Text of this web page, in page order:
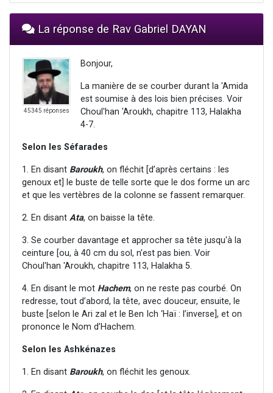
La réponse de Rav Gabriel DAYAN
45345 réponses
Bonjour,
La manière de se courber durant la 'Amida
est soumise à des lois bien précises. Voir
Choul'han 'Aroukh, chapitre 113, Halakha
4-7.
Selon les Séfarades
1. En disant Baroukh, on fléchit [d’après certains : les
genoux et] le buste de telle sorte que le dos forme un arc
et que les vertèbres de la colonne se fassent remarquer.
2. En disant Ata, on baisse la tête.
3. Se courber davantage et approcher sa tête jusqu'à la
ceinture [ou, à 40 cm du sol, n'est pas bien. Voir
Choul'han 'Aroukh, chapitre 113, Halakha 5.
4. En disant le mot Hachem, on ne reste pas courbé. On
redresse, tout d’abord, la tête, avec douceur, ensuite, le
buste [selon le Ari zal et le Ben Ich ‘Haï : l’inverse], et on
prononce le Nom d’Hachem.
Selon les Ashkénazes
1. En disant Baroukh, on fléchit les genoux.